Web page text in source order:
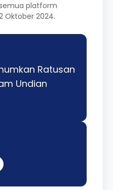
platform
Oktober 2024.
Ratusan
Undian